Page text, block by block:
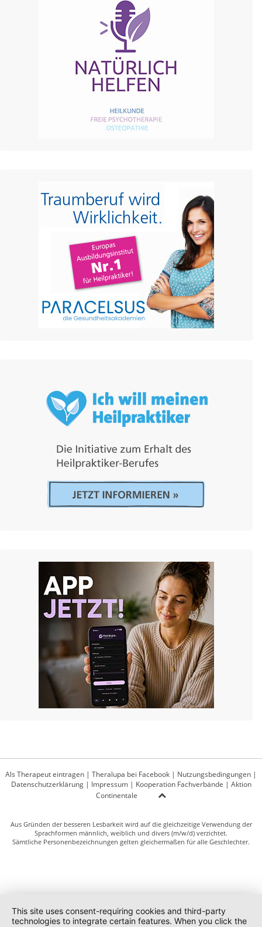
Als Therapeut eintragen | Theralupa bei Facebook | Nutzungsbedingungen |
Datenschutzerklärung| Impressum| Kooperation Fachverbände | Aktion
Continentale
Aus Gründen der besseren Lesbarkeit wird auf die gleichzeitige Verwendung der
Sprachformen männlich, weiblich und divers (m/w/d) verzichtet.
Sämtliche Personenbezeichnungen gelten gleichermaßen für alle Geschlechter.
This site uses consent-requiring cookies and third-party
technologies to integrate certain features. When you click the